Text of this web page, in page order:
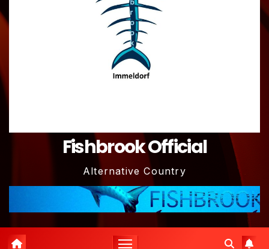
Fishbrook Official
Alternative Country